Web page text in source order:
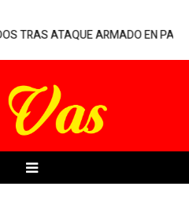
ARMADO EN PALENQUE